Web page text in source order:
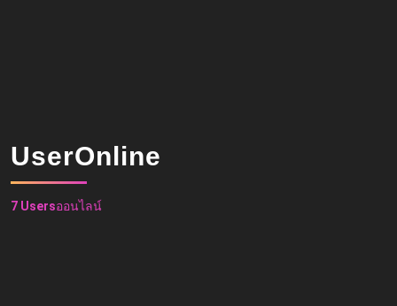
UserOnline
7 Usersออนไลน์